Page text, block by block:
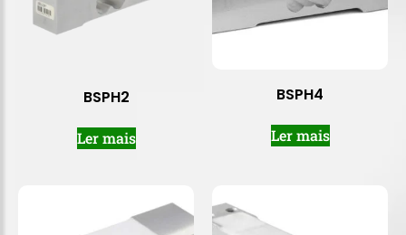
BSPH2
Ler mais
BSPH4
Ler mais